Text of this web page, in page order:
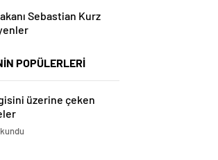
Sebastian Kurz
POPÜLERLERİ
üzerine çeken